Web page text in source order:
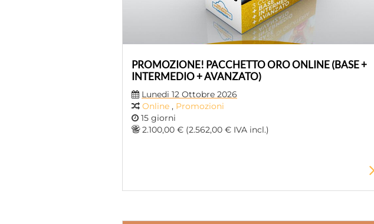
PROMOZIONE! PACCHETTO ORO ONLINE (BASE +
INTERMEDIO + AVANZATO)
Lunedi 12 Ottobre 2026
Online , Promozioni
15 giorni
2.100,00 € (2.562,00 € IVA incl.)